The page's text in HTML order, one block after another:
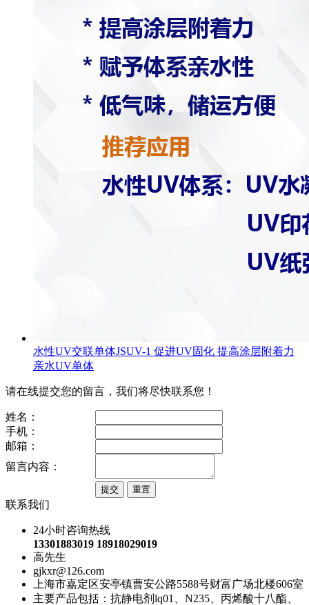
水性UV交联单体JSUV-1 促进UV固化 提高涂层附着力
亲水UV单体
请在线提交您的留言，我们将尽快联系您！
姓名：
手机：
邮箱：
留言内容：
联系我们
24小时咨询热线
13301883019 18918029019
高先生
gjkxr@126.com
上海市嘉定区安亭镇曹安公路5588号财富广场北楼606室
主要产品包括：抗静电剂lq01、N235、丙烯酸十八酯、